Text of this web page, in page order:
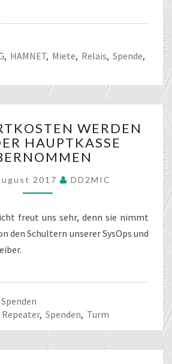
, HAMNET, Miete, Relais, Spende,
WERDEN
VON
DER
ÜBERNOMMEN
WERDEN
HAUPTKASSE
2017 DD2MIC
freut uns sehr, denn sie nimmt
den Schultern unserer SysOps und
Spenden
Repeater, Spenden, Turm